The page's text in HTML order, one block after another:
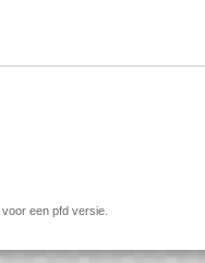
voor een pfd versie.